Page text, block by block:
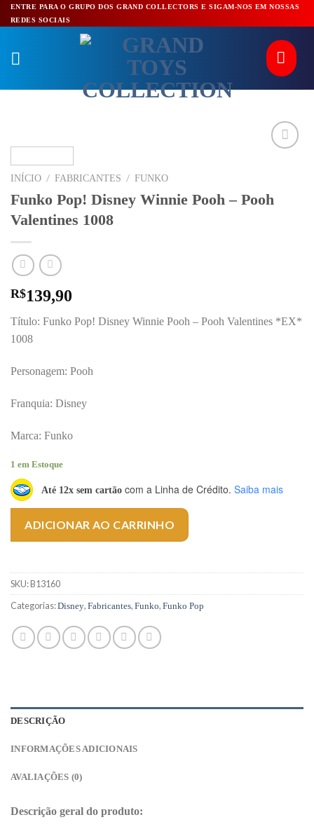
Pular
para
ENTRE PARA O GRUPO DOS GRAND COLLECTORS E SIGAM-NOS EM NOSSAS
REDES SOCIAIS
INÍCIO / FABRICANTES / FUNKO
Funko Pop! Disney Winnie Pooh – Pooh
Valentines 1008
R$139,90
Título: Funko Pop! Disney Winnie Pooh – Pooh Valentines *EX*
1008
Personagem: Pooh
Franquia: Disney
Marca: Funko
1 em Estoque
Até 12x sem cartão com a Linha de Crédito. Saiba mais
ADICIONAR AO CARRINHO
SKU:B13160
Categorias:Disney, Fabricantes, Funko, Funko Pop
DESCRIÇÃO
INFORMAÇÕES ADICIONAIS
AVALIAÇÕES (0)
Descrição geral do produto: